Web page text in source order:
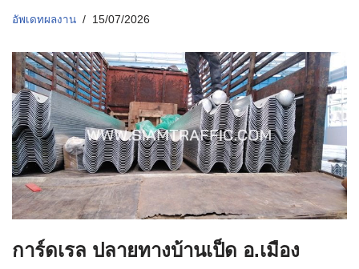
อัพเดทผลงาน 15/07/2026
การ์ดเรล ปลายทางบ้านเป็ด อ.เมือง